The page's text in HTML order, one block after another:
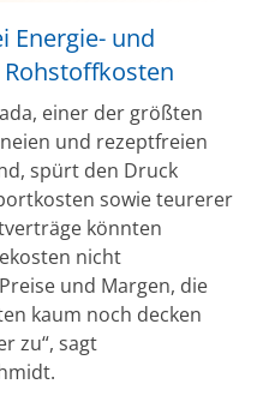
Energie- und
einer der größten
und rezeptfreien
spürt den Druck
sowie teurerer
könnten
nicht
und Margen, die
kaum noch decken
zu“, sagt